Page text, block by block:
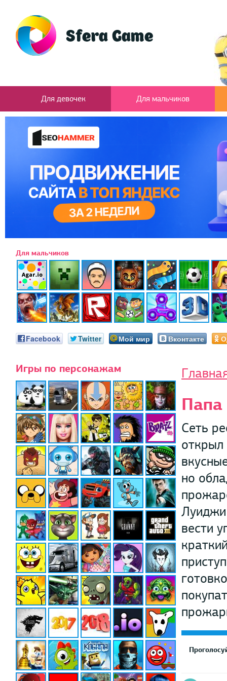
Для девочек Для мальчиков
Для мальчиков
Facebook Twitter Мой мир Вконтакте
Игры по персонажам
Папа
Сеть
открыл
но
Луиджи
вести